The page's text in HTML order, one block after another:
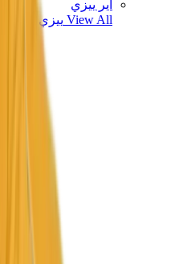
اير ييزي
View All ييزي